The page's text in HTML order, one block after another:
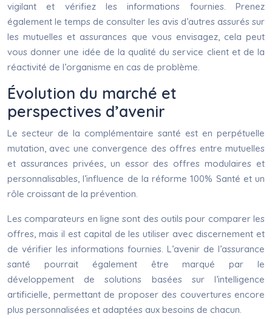
vigilant et vérifiez les informations fournies. Prenez
également le temps de consulter les avis d’autres assurés sur
les mutuelles et assurances que vous envisagez, cela peut
vous donner une idée de la qualité du service client et de la
réactivité de l’organisme en cas de problème.
Évolution du marché et
perspectives d’avenir
Le secteur de la complémentaire santé est en perpétuelle
mutation, avec une convergence des offres entre mutuelles
et assurances privées, un essor des offres modulaires et
personnalisables, l’influence de la réforme 100% Santé et un
rôle croissant de la prévention.
Les comparateurs en ligne sont des outils pour comparer les
offres, mais il est capital de les utiliser avec discernement et
de vérifier les informations fournies. L’avenir de l’assurance
santé pourrait également être marqué par le
développement de solutions basées sur l’intelligence
artificielle, permettant de proposer des couvertures encore
plus personnalisées et adaptées aux besoins de chacun.